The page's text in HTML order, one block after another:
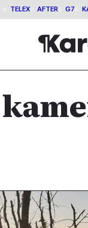
TELEX AFTER G7